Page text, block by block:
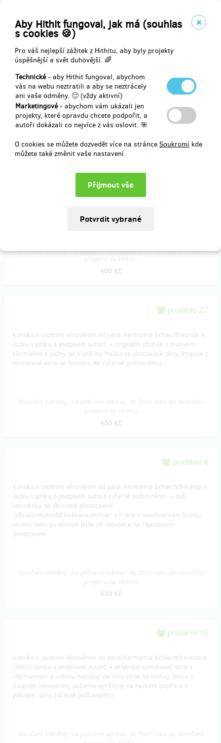
Aby Hithit fungoval, jak má (souhlas
s cookies 🍪)
Pro váš nejlepší zážitek z Hithitu, aby byly projekty
úspěšnější a svět duhovější. 🌈
Technické- aby Hithit fungoval, abychom
vás na webu neztratili a aby se neztrácely
ani vaše odměny. 🙂 (vždy aktivní)
Marketingové- abychom vám ukázali jen
projekty, které opravdu chcete podpořit, a
autoři dokázali co nejvíce z vás oslovit. 🎯
O cookies se můžete dozvedět více na stránce Soukromí kde
můžete také změnit vaše nastavení.
Komiks za zvýhodněnou cenu s osobním věnováním od pana
Hermanna Schlechtfreunda a Jožky Lipnika a podpisem autorů +
placka či magnet (včetně poštovného)
Doručení odměny: na poštovní adresu, do čtvrt roku po ukončení
projektu na Hithitu
250 Kč
prodáno 7
Jožky Lipnika a podpisem autorů (včetně poštovného) + jedna
vstupenka na libovolné představení
Doručení odměny: na poštovní adresu, do čtvrt roku po ukončení
400 Kč
prodáno 27
Komiks s osobním věnováním od pana Hermanna Schlechfreunda a
Jožky Lipnika a podpisem autorů + originální sítotisk s motivem
Hermanna a Jožky od Vojtěcha Maška ze sítotiskové dílny Attaque z
limitované série ve formátu A6 (včetně poštovného)
450 Kč
prodáno 8
Komiks s osobním věnováním od pana Hermanna Schlechtfreunda a
Jožky Lipnika a podpisem autorů (včetně poštovného) + dvě
vstupenky na libovolné představení
Jožkalipnikjebožíčlověkaneumílhát! v Praze v holešovickém Studiu
Hrdinů nebo po dohodě jinde po republice na zájezdovém
představení
550 Kč
prodáno 15
Komiks s osobním věnováním od pana Hermanna Schlechtfreunda a
Jožky Lipnika a podpisem autorů + originální komiksový strip s
Hermannem a Jožkou napsaný na míru nebo na motivy dárce s
osobním věnováním, pošleme vytištěný na hezkém papíře a v
pěkném rámu (včetně poštovného)